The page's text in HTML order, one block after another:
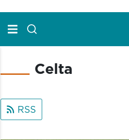
Celta
RSS